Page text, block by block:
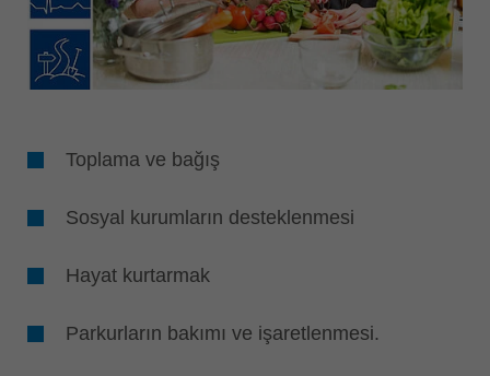
Toplama ve bağış
Sosyal kurumların desteklenmesi
Hayat kurtarmak
Parkurların bakımı ve işaretlenmesi.